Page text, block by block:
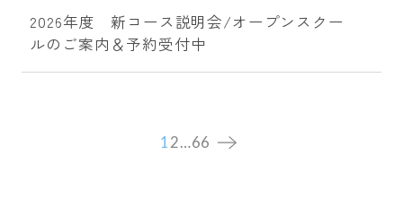
2026年度 新コース説明会/オープンスクー
ルのご案内＆予約受付中
12…66